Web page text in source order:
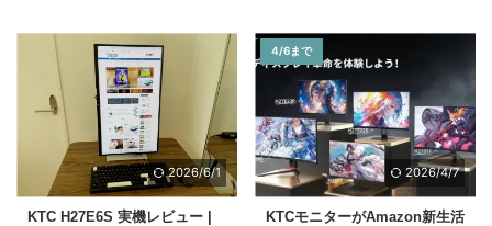
2026/6/1
KTC H27E6S 実機レビュー |
4/6まで
2026/4/7
KTCモニターがAmazon新生活